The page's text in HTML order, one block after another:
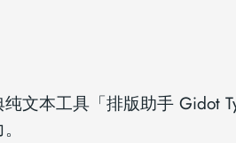
文本工具「排版助手 Gidot